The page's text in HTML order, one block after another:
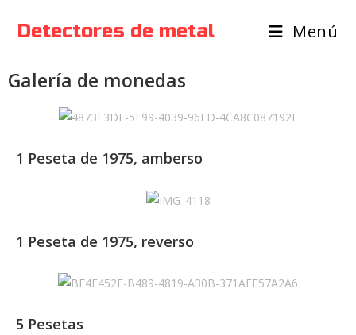
Detectores de metal Menú
Galería de monedas
1 Peseta de 1975, amberso
1 Peseta de 1975, reverso
5 Pesetas